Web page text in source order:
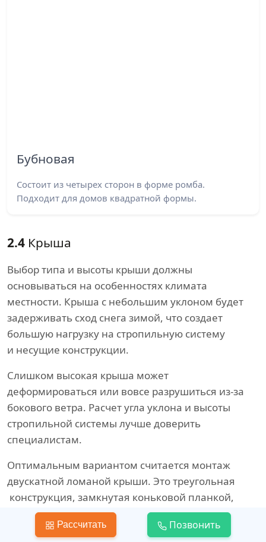
Бубновая
Состоит из четырех сторон в форме ромба.
Подходит для домов квадратной формы.
2.4 Крыша
Выбор типа и высоты крыши должны
основываться на особенностях климата
местности. Крыша с небольшим уклоном будет
задерживать сход снега зимой, что создает
большую нагрузку на стропильную систему
и несущие конструкции.
Слишком высокая крыша может
деформироваться или вовсе разрушиться из-за
бокового ветра. Расчет угла уклона и высоты
стропильной системы лучше доверить
специалистам.
Оптимальным вариантом считается монтаж
двускатной ломаной крыши. Это треугольная
конструкция, замкнутая коньковой планкой,
и имеющая два ската. Скаты, которые могут
иметь разную длину, опираются на стропила.
Рассчитать Позвонить